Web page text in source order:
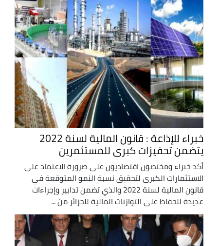
خبراء للإذاعة : قانون المالية لسنة 2022
يتضمن تحفيزات كبرى للمستثمرين
أكد خبراء ومختصون اقتصاديون على ضرورة الاعتماد على
الاستثمارات الكبرى لتحقيق نسبة النمو المتوقعة في
قانون المالية لسنة 2022 والذي تضمن تدابير وإجراءات
عديدة للحفاظ على التوازنات المالية للجزائر من ...